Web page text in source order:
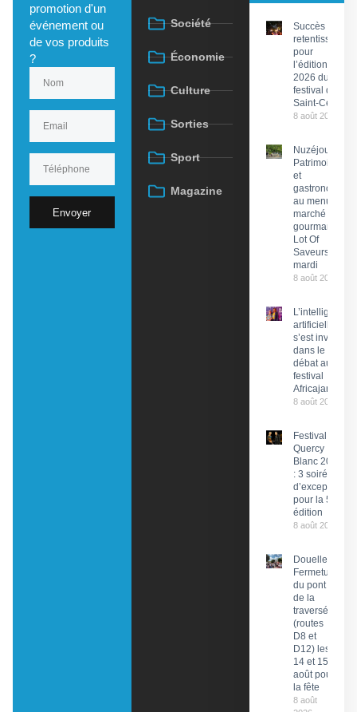
promotion d'un
événement ou
de vos produits
?
Envoyer
Société
Économie
Culture
Sorties
Sport
Magazine
Succès
retentissant
pour
l’édition
2026 du
festival de
Saint-Céré
8 août 2026
Nuzéjouls :
Patrimoine
et
gastronomie
au menu du
marché
gourmand
Lot Of
Saveurs ce
mardi
8 août 2026
L’intelligence
artificielle
s’est invitée
dans le
débat au
festival
Africajarc
8 août 2026
Festival du
Quercy
Blanc 2026
: 3 soirées
d’exception
pour la 58e
édition
8 août 2026
Douelle :
Fermeture
du pont et
de la
traversée
(routes
D8 et
D12) les
14 et 15
août pour
la fête
8 août